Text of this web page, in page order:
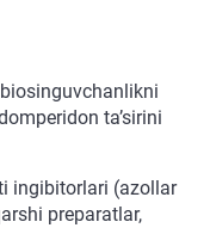
ta’sirini
ingibitorlari (azollar
preparatlar,